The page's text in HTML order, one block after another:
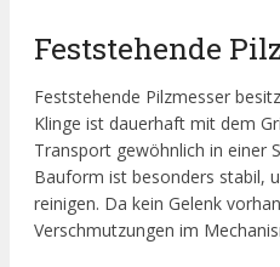
Feststehende
Feststehende Pilzmesser
Klinge ist dauerhaft mit dem
Transport gewöhnlich in einer
Bauform ist besonders stabil,
reinigen. Da kein Gelenk
Verschmutzungen im